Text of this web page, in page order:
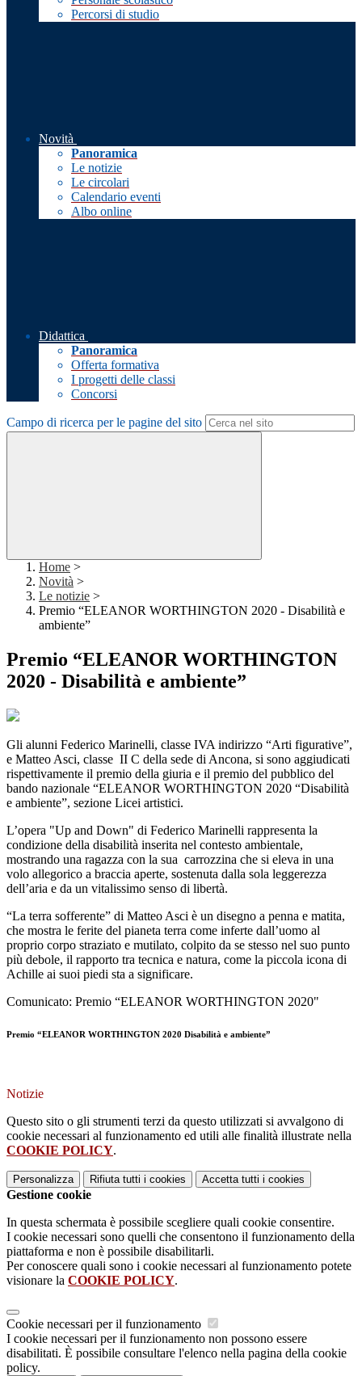
Percorsi di studio
Novità
Panoramica
Le notizie
Le circolari
Calendario eventi
Albo online
Didattica
Panoramica
Offerta formativa
I progetti delle classi
Concorsi
Campo di ricerca per le pagine del sito
Home >
Novità >
Le notizie >
Premio “ELEANOR WORTHINGTON 2020 - Disabilità e
ambiente”
Premio “ELEANOR WORTHINGTON
2020 - Disabilità e ambiente”
Gli alunni Federico Marinelli, classe IVA indirizzo “Arti figurative”,
e Matteo Asci, classe II C della sede di Ancona, si sono aggiudicati
rispettivamente il premio della giuria e il premio del pubblico del
bando nazionale “ELEANOR WORTHINGTON 2020 “Disabilità
e ambiente”, sezione Licei artistici.
L’opera "Up and Down" di Federico Marinelli rappresenta la
condizione della disabilità inserita nel contesto ambientale,
mostrando una ragazza con la sua carrozzina che si eleva in una
volo allegorico a braccia aperte, sostenuta dalla sola leggerezza
dell’aria e da un vitalissimo senso di libertà.
“La terra sofferente” di Matteo Asci è un disegno a penna e matita,
che mostra le ferite del pianeta terra come inferte dall’uomo al
proprio corpo straziato e mutilato, colpito da se stesso nel suo punto
più debole, il rapporto tra tecnica e natura, come la piccola icona di
Achille ai suoi piedi sta a significare.
Comunicato: Premio “ELEANOR WORTHINGTON 2020"
Premio “ELEANOR WORTHINGTON 2020 Disabilità e ambiente”
Notizie
Questo sito o gli strumenti terzi da questo utilizzati si avvalgono di
cookie necessari al funzionamento ed utili alle finalità illustrate nella
COOKIE POLICY.
Personalizza Rifiuta tutti i cookies Accetta tutti i cookies
Gestione cookie
In questa schermata è possibile scegliere quali cookie consentire.
I cookie necessari sono quelli che consentono il funzionamento della
piattaforma e non è possibile disabilitarli.
Per conoscere quali sono i cookie necessari al funzionamento potete
visionare la COOKIE POLICY.
Cookie necessari per il funzionamento
I cookie necessari per il funzionamento non possono essere
disabilitati. È possibile consultare l'elenco nella pagina della cookie
policy.